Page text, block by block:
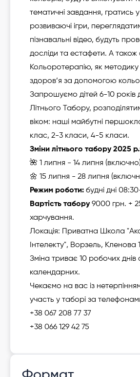
тематичні завдання, гратись у
розвиваючі ігри,
пізнавальні відео, будуть
досліди та естафети. А
Кольоротерапію, як
здоров’я за допомогою
Запрошуємо дітей 6-10 років
Літнього Табору,
віком: наші майбутні
клас, 2-3 класи, 4-5 класи.
Зміни літнього табору 2025 р.
🌺 1 липня - 14 липня
🌼 15 липня - 28 липня
Режим роботи: будні дні
Вартість табору9000 грн. +
харчування.
Локація: Приватна Школа
Інтелекту", Ворзель, Кленова
Зміна триває 10 робочих днів
календарних.
Чекаємо на вас із
участь у таборі за
+38 067 208 77 37
+38 066 129 42 75